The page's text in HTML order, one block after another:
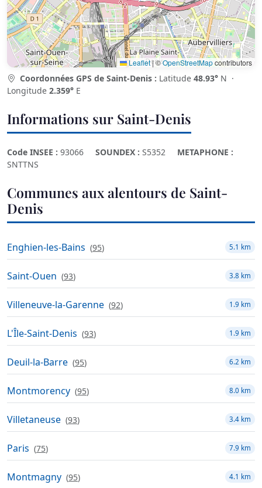
Leaflet|©OpenStreetMapcontributors
Coordonnées GPS de Saint-Denis : Latitude 48.93° N ·
Longitude 2.359° E
Informations sur Saint-Denis
Code INSEE : 93066 SOUNDEX : S5352
METAPHONE :
SNTTNS
Communes aux alentours de Saint-
Denis
Enghien-les-Bains (95) 5.1 km
Saint-Ouen (93) 3.8 km
Villeneuve-la-Garenne (92) 1.9 km
L'Île-Saint-Denis (93) 1.9 km
Deuil-la-Barre (95) 6.2 km
Montmorency (95) 8.0 km
Villetaneuse (93) 3.4 km
Paris (75) 7.9 km
Montmagny (95) 4.1 km